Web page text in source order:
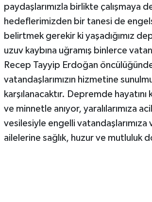
paydaşlarımızla birlikte çalışmaya
hedeflerimizden bir tanesi de
belirtmek gerekir ki yaşadığımız
uzuv kaybına uğramış binlerce
Recep Tayyip Erdoğan
vatandaşlarımızın hizmetine
karşılanacaktır. Depremde
ve minnetle anıyor, yaralılarımıza
vesilesiyle engelli vatandaşlarımıza
ailelerine sağlık, huzur ve mutluluk